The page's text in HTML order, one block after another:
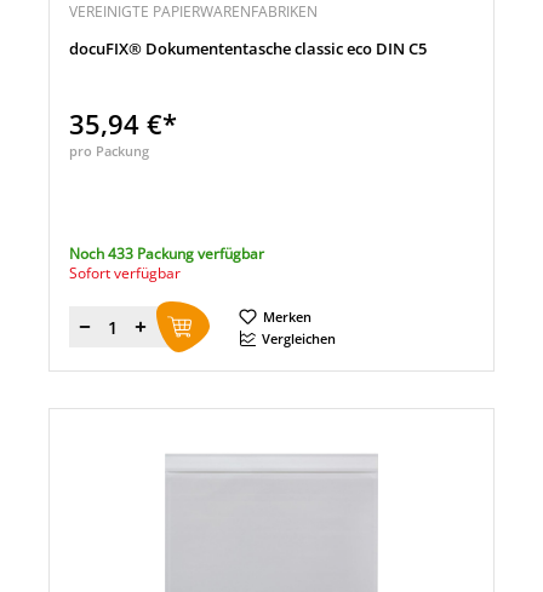
VEREINIGTE PAPIERWARENFABRIKEN
docuFIX® Dokumententasche classic eco DIN C5
35,94 €*
pro Packung
Noch 433 Packung verfügbar
Sofort verfügbar
Menge
Merken
Vergleichen